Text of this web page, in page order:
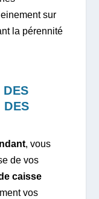
sur
la pérennité
DES
DES
, vous
de vos
caisse
vos